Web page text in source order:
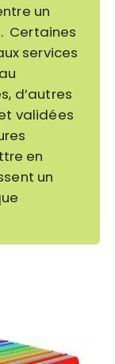
un
Certaines
services
d’autres
validées
en
un